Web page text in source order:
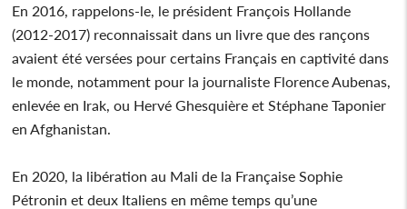
En 2016, rappelons-le, le président François Hollande
(2012-2017) reconnaissait dans un livre que des rançons
avaient été versées pour certains Français en captivité dans
le monde, notamment pour la journaliste Florence Aubenas,
enlevée en Irak, ou Hervé Ghesquière et Stéphane Taponier
en Afghanistan.
En 2020, la libération au Mali de la Française Sophie
Pétronin et deux Italiens en même temps qu’une